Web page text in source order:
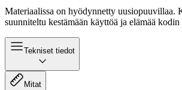
Materiaalissa on hyödynnetty uusiopuuvillaa.
suunniteltu kestämään käyttöä ja elämää kodin
Tekniset tiedot
Mitat